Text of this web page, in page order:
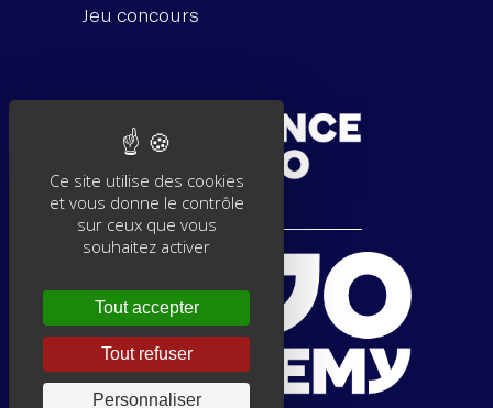
Jeu concours
Ce site utilise des cookies
et vous donne le contrôle
sur ceux que vous
souhaitez activer
Tout accepter
Tout refuser
Personnaliser